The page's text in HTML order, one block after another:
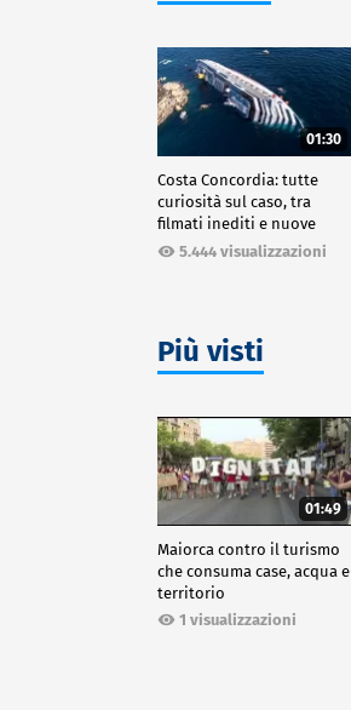
01:30
Costa Concordia: tutte
curiosità sul caso, tra
filmati inediti e nuove
ricostruzioni
5.444 visualizzazioni
Più visti
01:49
Maiorca contro il turismo
che consuma case, acqua e
territorio
1 visualizzazioni